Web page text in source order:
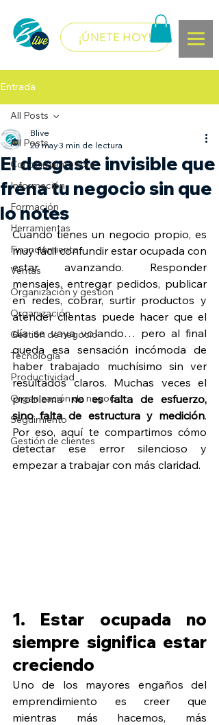
¡ÚNETE HOY!
Entrada
All Posts
Conocimiento libre
Información
Formación
Herramientas
Financiamiento
Ventas
Organización y gestión
Organización
Gestión de negocio
Tecnología
Productividad
Organización de negocio
Seguimiento
Gestión de clientes
All Posts
El desgaste invisible que
frena tu negocio sin que
lo notes
Blive
20 may3 min de lectura
Cuando tienes un negocio propio, es
muy fácil confundir estar ocupada con
estar avanzando. Responder
mensajes, entregar pedidos, publicar
en redes, cobrar, surtir productos y
atender clientas puede hacer que el
día se vaya volando… pero al final
queda esa sensación incómoda de
haber trabajado muchísimo sin ver
resultados claros. Muchas veces el
problema no es falta de esfuerzo,
sino falta de estructura y medición.
Por eso, aquí te compartimos cómo
detectar ese error silencioso y
empezar a trabajar con más claridad.
1. Estar ocupada no
siempre significa estar
creciendo
Uno de los mayores engaños del
emprendimiento es creer que
mientras más hacemos, más